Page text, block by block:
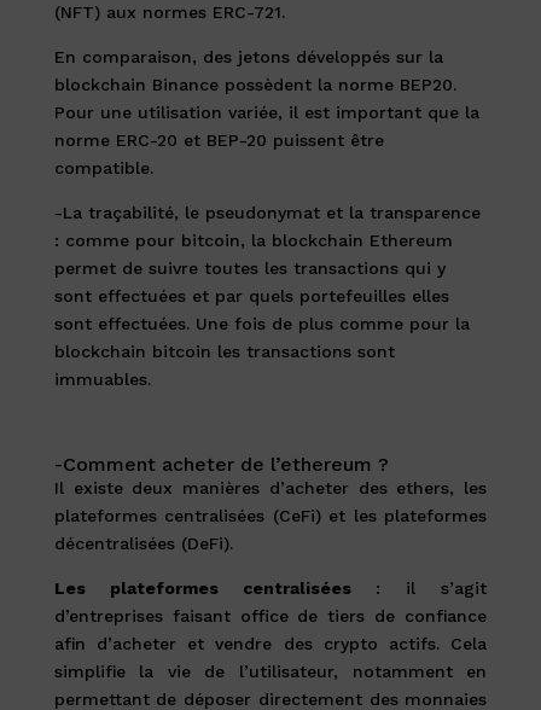
(NFT) aux normes ERC-721.
En comparaison, des jetons développés sur la
blockchain Binance possèdent la norme BEP20.
Pour une utilisation variée, il est important que la
norme ERC-20 et BEP-20 puissent être
compatible.
-La traçabilité, le pseudonymat et la transparence
: comme pour bitcoin, la blockchain Ethereum
permet de suivre toutes les transactions qui y
sont effectuées et par quels portefeuilles elles
sont effectuées. Une fois de plus comme pour la
blockchain bitcoin les transactions sont
immuables.
-Comment acheter de l’ethereum ?
Il existe deux manières d’acheter des ethers, les
plateformes centralisées (CeFi) et les plateformes
décentralisées (DeFi).
Les plateformes centralisées: il s’agit
d’entreprises faisant office de tiers de confiance
afin d’acheter et vendre des crypto actifs. Cela
simplifie la vie de l’utilisateur, notamment en
permettant de déposer directement des monnaies